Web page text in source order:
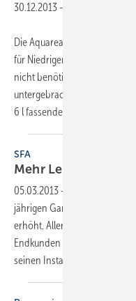
30.12.2013 -
Die Aquarea
für Niedrigenergiehäuser
nicht benötigt, weil alle
untergebracht sind:
6 l fassendes
SFA
Mehr Leistungen für
05.03.2013 -
jährigen Garantiezeit aus.
erhöht. Allerdings gilt dieses
Endkunden bewusst nur
seinen Installateur bestellt,